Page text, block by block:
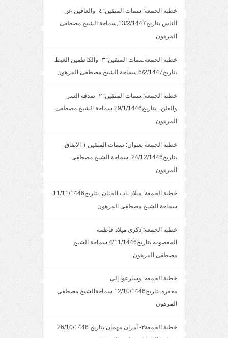
خطبة الجمعة: سمات المتقين: ٤- والعافين عن
الناس.بتاريخ13/2/1447,سماحة الشيخ مصطفى
المرهون
خطبة الجمعةسمات المتقين: ٣- والكاظمين الغيظ.
بتاريخ6/2/1447.سماحة الشيخ مصطفى المرهون
خطبة الجمعة: سمات المتقين: ٢- صدقة السر
والعلن.. بتاريخ29/1/1446.سماحة الشيخ مصطفى
المرهون
خطبة الجمعة بعنوان: سمات المتقين ١-الانفاق.
بتاريخ24/12/1446. سماحة الشيخ مصطفى
المرهون
خطبة الجمعة: ميلاد باب الجنان .بتاريخ11/11/1446.
سماحة الشيخ مصطفى المرهون
خطبة الجمعة: ذكرى ميلاد فاطمة
المعصومه.بتاريخ4/11/1446 سماحة الشيخ
مصطفى المرهون
خطبة الجمعه: وسارعوا إلى
مغفره.بتاريخ12/10/1446 سماحةالشيخ مصطفى
المرهون
خطبة الجمعة٢- أمران مهمان.بتاريخ 26/10/1446